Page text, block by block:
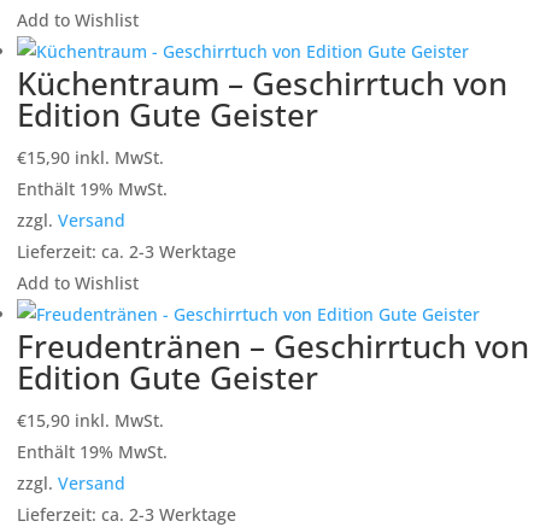
Add to Wishlist
Küchentraum – Geschirrtuch von
Edition Gute Geister
€15,90 inkl. MwSt.
Enthält 19% MwSt.
zzgl. Versand
Lieferzeit: ca. 2-3 Werktage
Add to Wishlist
Freudentränen – Geschirrtuch von
Edition Gute Geister
€15,90 inkl. MwSt.
Enthält 19% MwSt.
zzgl. Versand
Lieferzeit: ca. 2-3 Werktage